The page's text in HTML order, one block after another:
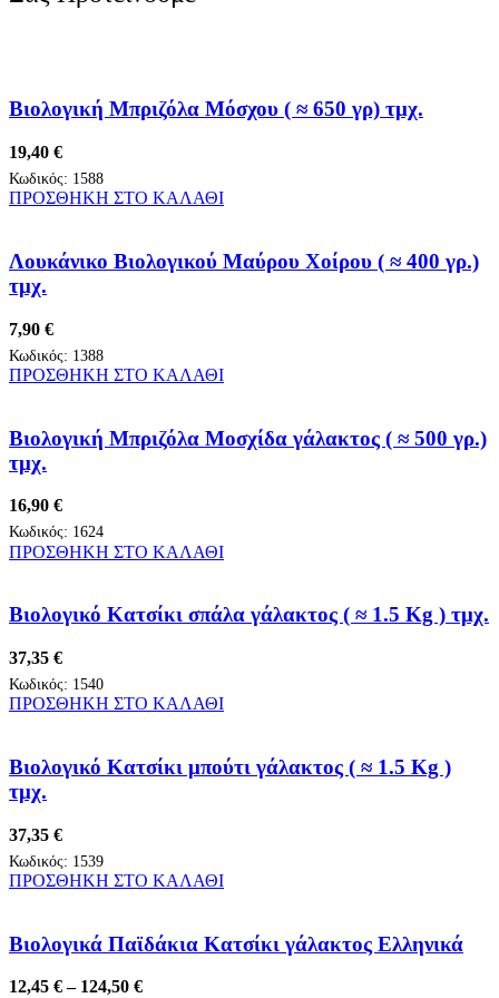
Βιολογική Μπριζόλα Μόσχου ( ≈ 650 γρ) τμχ.
19,40 €
Κωδικός: 1588
ΠΡΟΣΘΗΚΗ ΣΤΟ ΚΑΛΑΘΙ
Λουκάνικο Βιολογικού Μαύρου Χοίρου ( ≈ 400 γρ.)
τμχ.
7,90 €
Κωδικός: 1388
ΠΡΟΣΘΗΚΗ ΣΤΟ ΚΑΛΑΘΙ
Βιολογική Μπριζόλα Μοσχίδα γάλακτος ( ≈ 500 γρ.)
τμχ.
16,90 €
Κωδικός: 1624
ΠΡΟΣΘΗΚΗ ΣΤΟ ΚΑΛΑΘΙ
Βιολογικό Κατσίκι σπάλα γάλακτος ( ≈ 1.5 Kg ) τμχ.
37,35 €
Κωδικός: 1540
ΠΡΟΣΘΗΚΗ ΣΤΟ ΚΑΛΑΘΙ
Βιολογικό Κατσίκι μπούτι γάλακτος ( ≈ 1.5 Kg )
τμχ.
37,35 €
Κωδικός: 1539
ΠΡΟΣΘΗΚΗ ΣΤΟ ΚΑΛΑΘΙ
Βιολογικά Παϊδάκια Κατσίκι γάλακτος Ελληνικά
12,45 € – 124,50 €Price